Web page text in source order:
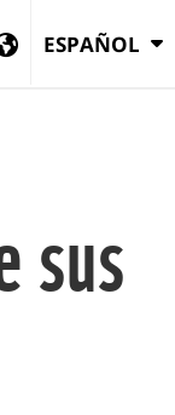
ESPAÑOL
sus